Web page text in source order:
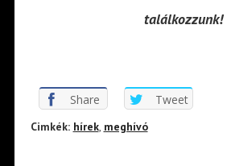
találkozzunk!
Share Tweet
Cimkék: hírek, meghívó